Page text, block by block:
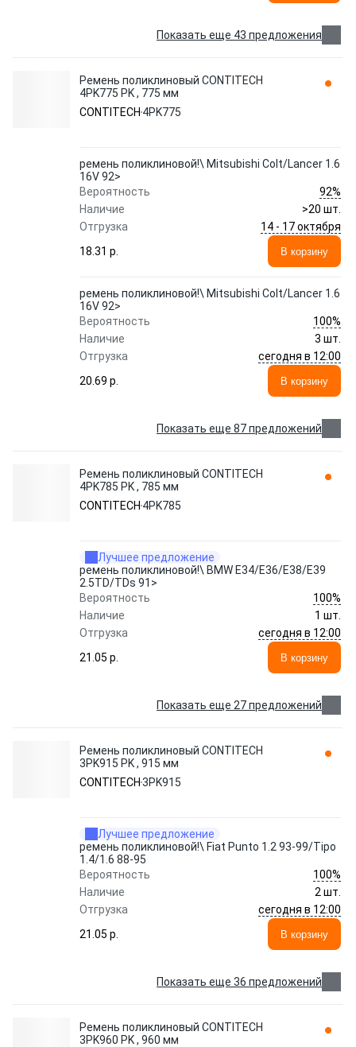
Показать еще 43 предложения
Ремень поликлиновый CONTITECH
4PK775 PK , 775 мм
CONTITECH 4PK775
ремень поликлиновой!\ Mitsubishi Colt/Lancer 1.6
16V 92>
Вероятность
92%
Наличие
>20 шт.
Отгрузка
14 - 17 октября
18.31 p.
В корзину
ремень поликлиновой!\ Mitsubishi Colt/Lancer 1.6
16V 92>
Вероятность
100%
Наличие
3 шт.
Отгрузка
сегодня в 12:00
20.69 p.
В корзину
Показать еще 87 предложений
Ремень поликлиновый CONTITECH
4PK785 PK , 785 мм
CONTITECH 4PK785
Лучшее предложение
ремень поликлиновой!\ BMW E34/E36/E38/E39
2.5TD/TDs 91>
Вероятность
100%
Наличие
1 шт.
Отгрузка
сегодня в 12:00
21.05 p.
В корзину
Показать еще 27 предложений
Ремень поликлиновый CONTITECH
3PK915 PK , 915 мм
CONTITECH 3PK915
Лучшее предложение
ремень поликлиновой!\ Fiat Punto 1.2 93-99/Tipo
1.4/1.6 88-95
Вероятность
100%
Наличие
2 шт.
Отгрузка
сегодня в 12:00
21.05 p.
В корзину
Показать еще 36 предложений
Ремень поликлиновый CONTITECH
3PK960 PK , 960 мм